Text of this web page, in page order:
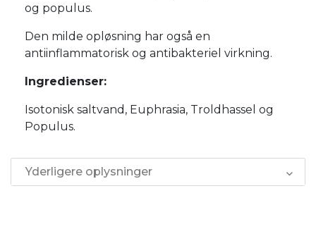
og populus.
Den milde opløsning har også en
antiinflammatorisk og antibakteriel virkning.
Ingredienser:
Isotonisk saltvand, Euphrasia, Troldhassel og
Populus.
Yderligere oplysninger